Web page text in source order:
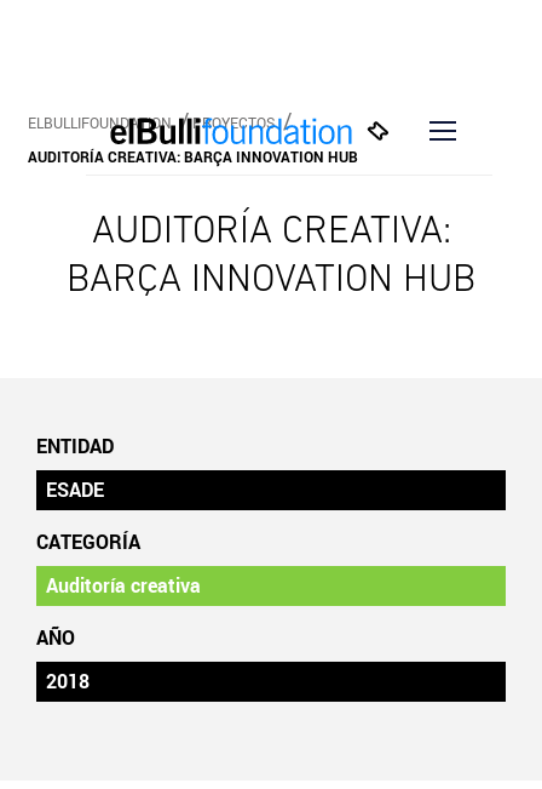
ELBULLIFOUNDATION
PROYECTOS
AUDITORÍA CREATIVA: BARÇA INNOVATION HUB
AUDITORÍA CREATIVA:
BARÇA INNOVATION HUB
ENTIDAD
ESADE
CATEGORÍA
Auditoría creativa
AÑO
2018